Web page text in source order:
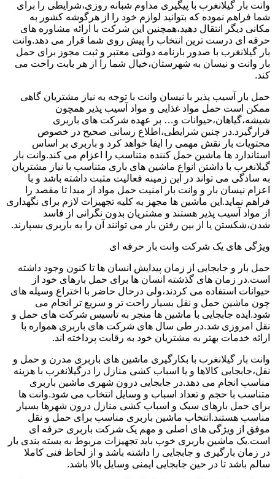
وانت بار گیلانغرب با پیگیری مداوم شبانه روزی،شرایطی را برای
شما فراهم نموده که بتوانید لوازم خود را از هرگوشه کشور به
مکانی دیگر انتقال دهید،همچنین این شرکت با ارائه مشاوره های
حرفه ای درست ترین انتخاب را پیش روی شما قرار می دهد.وانت
بار گیلانغرب با صدور بارنامه دولتی معتبر و ثبت مجوز برای حمل
بار وانت و نیسان به شهرستان،خیال شما را از هر بابت راحت می
کند.
حمل بار آسیب پذیر با نیسان وانت با توجه به نیاز مشتریان گاهی
ممکن است حمل مواد غذایی و مواد آسیب پذیر همچون
شیشه،گیاهان،حیوانات و… بر عهده شرکت های باربری
قرارگیرد.در چنین شرایطی،اطلاع رسانی صحیح در خصوص
محتویات بار نقش مهمی را ایفا خواهد کرد و باربری بر اساس
استاندارد ها ماشین حمل کننده متناسب را اعزام می کند.وانت بار
گیلانغرب با داشتن انواع ماشین های باری متناسب با نیاز مشتریان
به سادگی می تواند در این زمینه فعالیت مثبت داشته باشد و با
اعزام نیسان بار و وانت بار امنیت حمل مواد از مبدا تا مقصد را
فراهم نماید.این ماشین ها مجهز به کلیه تجهیزات لازم برای نگهداری
از مواد آسیب پذیر هستند و مشتریان بدون نگرانی از فاسد
شدن،شکستن یا از بین رفتن بار می توانند آن را به باربری بسپارند.
ویژگی های یک شرکت وانت بار حرفه ای
حمل بار و جابجایی از زمان پیدایش انسان ها تا کنون وجود داشته
است.در زمان های گذشته انسان ها برای حمل بارهای خود از
حیوانات استفاده می کردند،ولی درحال حاضر با اختراع وسیله های
چون ماشین حمل و نقل بسیار راحت تر و سریع تر انجام می
شود.ایده جابجایی با ماشین ها منجر به تاسیس شرکت های حمل و
نقل امروزی شد.در طی سال های شرکت های باربری همواره با
ارائه خدمات بهتر به مشتریان خود به رقابت پرداخته اند.
وانت بار گیلانغرب با بکارگیری ماشین های باربری مدرن و حمل و
نقل،جابجایی کالاها و یا اسباب کشی منازل را درگیلانغرب با هزینه
مناسب انجام می دهد.در جابجایی درون شهری ماشین باربری
متناسب با حجم و تعداد اسباب و وسایل انتخاب می شود.وانت ها
برای حمل بارهای سبک و اسباب کشی منازل درون شهرها بسیار
مناسب هستند.انتخاب ماشین باربری مناسب برای حمل و نقل
موفق از ویژگی های اصلی و مهم یک شرکت باربری حرفه ای
است.یک ماشین باربری خوب باید تجهیزات مربوط به بسته بندی بار
در زمان بارگیری و جابجایی را داشته باشد و از لحاظ فنی کاملا
سالم باشد تا در حین جابجایی ایمنی وسایل بالا باشد.